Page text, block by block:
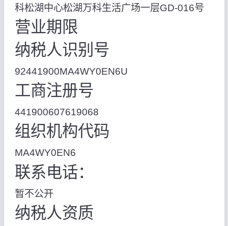
科松湖中心松湖万科生活广场一层GD-016号
营业期限
纳税人识别号
92441900MA4WY0EN6U
工商注册号
441900607619068
组织机构代码
MA4WY0EN6
联系电话：
暂不公开
纳税人资质